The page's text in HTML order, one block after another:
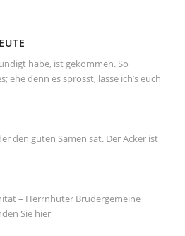
habe, ist gekommen. So
ehe denn es sprosst, lasse ich’s euch
den guten Samen sät. Der Acker ist
– Herrnhuter Brüdergemeine
Sie hier